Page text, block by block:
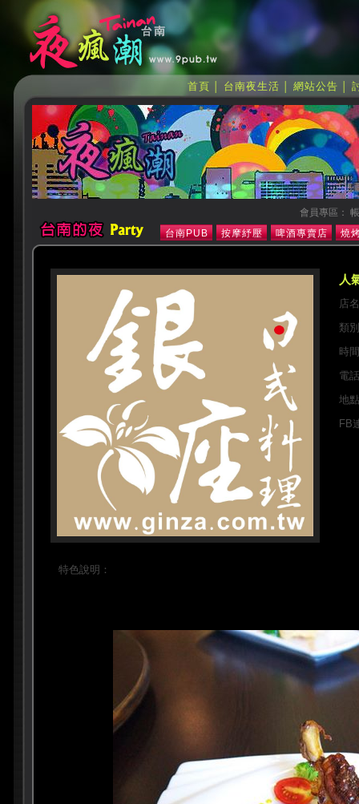
首頁 台南夜生活 網站公告
會員專區：
台南PUB
按摩紓壓 啤酒專賣店 燒
人
店
類
時
電
地
FB
特色說明：